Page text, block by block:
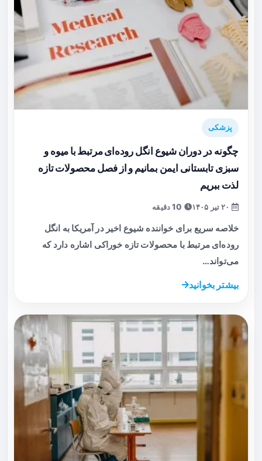
پزشکی
چگونه در دوران شیوع انگل روده‌ای مرتبط با میوه و
سبزی تابستانی ایمن بمانیم و از فصل محصولات تازه
لذت ببریم
خلاصه سریع برای خواننده شیوع اخیر در آمریکا به انگل
روده‌ای مرتبط با محصولات تازه خوراکی اشاره دارد که
می‌تواند…
بیشتر بخوانید